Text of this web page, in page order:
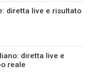
diretta live e risultato
diretta live e
reale